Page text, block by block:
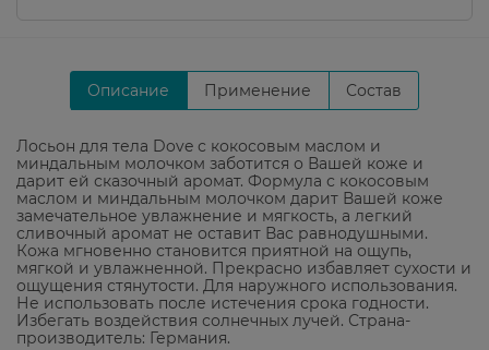
Описание Применение Состав
Лосьон для тела Dove с кокосовым маслом и
миндальным молочком заботится о Вашей коже и
дарит ей сказочный аромат. Формула с кокосовым
маслом и миндальным молочком дарит Вашей коже
замечательное увлажнение и мягкость, а легкий
сливочный аромат не оставит Вас равнодушными.
Кожа мгновенно становится приятной на ощупь,
мягкой и увлажненной. Прекрасно избавляет сухости и
ощущения стянутости. Для наружного использования.
Не использовать после истечения срока годности.
Избегать воздействия солнечных лучей. Страна-
производитель: Германия.